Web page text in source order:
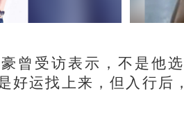
受访表示，不是他选
好运找上来，但入行后